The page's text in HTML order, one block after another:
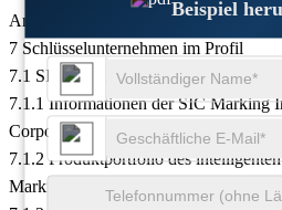
Beispiel
Anwendung (2018-2033)
7 Schlüsselunternehmen im Profil
7.1 SIC-Kennzeichnung
7.1.1 Informationen der SIC Marking
Corporation
7.1.2 Produktportfolio des
Marking